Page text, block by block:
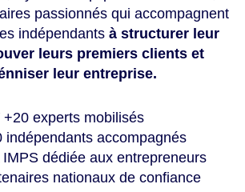
passionnés qui accompagnent
indépendants à structurer leur
leurs premiers clients et
leur entreprise.
+20 experts mobilisés
indépendants accompagnés
IMPS dédiée aux entrepreneurs
nationaux de confiance